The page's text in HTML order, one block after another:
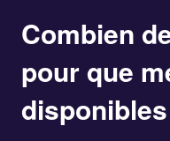
Combien
pour que